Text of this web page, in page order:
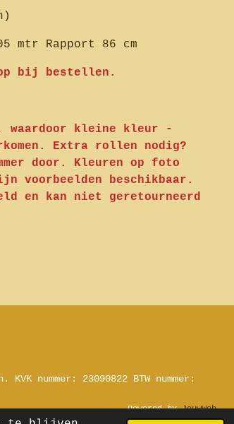
mtr Rapport 86 cm
bij bestellen.
waardoor kleine kleur -
Extra rollen nodig?
door. Kleuren op foto
voorbeelden beschikbaar.
en kan niet geretourneerd
KVK nummer: 23090822 BTW nummer:
Powered byJouwWeb